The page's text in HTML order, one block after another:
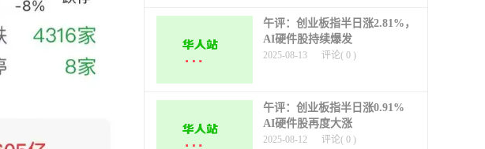
午评：创业板指半日涨2.81%，
AI硬件股持续爆发
2025-08-13 评论( 0 )
午评：创业板指半日涨0.91%
AI硬件股再度大涨
2025-08-12 评论( 0 )